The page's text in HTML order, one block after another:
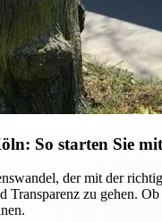
So starten Sie
der mit der
Transparenz zu gehen.